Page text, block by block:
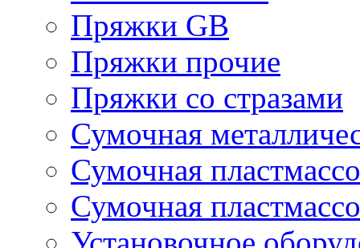
Пряжки GB
Пряжки прочие
Пряжки со стразами
Сумочная
Сумочная
Сумочная